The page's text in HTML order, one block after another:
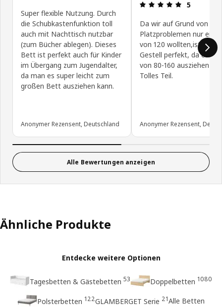
Super flexible Nutzung. Durch
die Schubkastenfunktion toll
auch mit Nachttisch nutzbar
(zum Bücher ablegen). Dieses
Bett ist perfekt auch für Kinder
im Übergang zum Jugendalter,
da man es super leicht zum
großen Bett ausziehen kann.
Anonymer Rezensent, Deutschland
5
Da wir auf Grund von
Platzproblemen nur eine
von 120 wollten,ist
Gestell perfekt, da es
von 80-160 ausziehen
Tolles Teil.
Anonymer Rezensent,
Alle Bewertungen anzeigen
Ähnliche Produkte
Entdecke weitere Optionen
Tagesbetten & Gästebetten 53 Doppelbetten 1080
Polsterbetten 122GLAMBERGET Serie 21Alle Betten